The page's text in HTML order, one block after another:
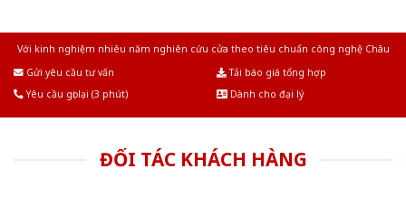
Với kinh nghiệm nhiêu năm nghiên cứu cửa theo tiêu chuẩn công nghệ Châu
Gửi yêu cầu tư vấn
Tải báo giá tổng hợp
Yêu cầu gọi lại (3 phút)
Dành cho đại lý
ĐỐI TÁC KHÁCH HÀNG